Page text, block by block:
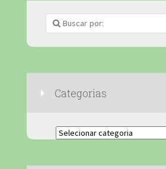
Categorias
Categorias